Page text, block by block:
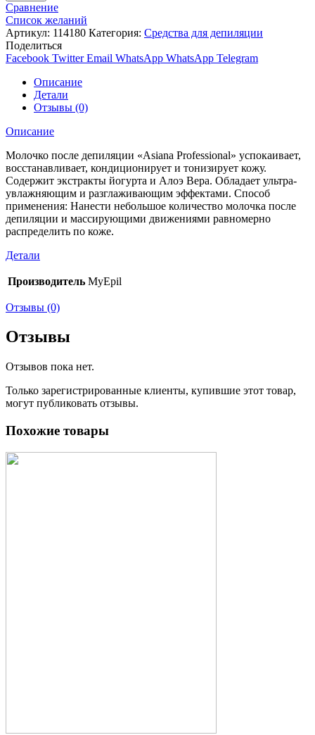
Сравнение
Список желаний
Артикул: 114180 Категория: Средства для депиляции
Поделиться
Facebook Twitter Email WhatsApp WhatsApp Telegram
Описание
Детали
Отзывы (0)
Описание
Молочко после депиляции «Asiana Professional» успокаивает,
восстанавливает, кондиционирует и тонизирует кожу.
Содержит экстракты йогурта и Алоэ Вера. Обладает ультра-
увлажняющим и разглаживающим эффектами. Способ
применения: Нанести небольшое количество молочка после
депиляции и массирующими движениями равномерно
распределить по коже.
Детали
Производитель MyEpil
Отзывы (0)
Отзывы
Отзывов пока нет.
Только зарегистрированные клиенты, купившие этот товар,
могут публиковать отзывы.
Похожие товары